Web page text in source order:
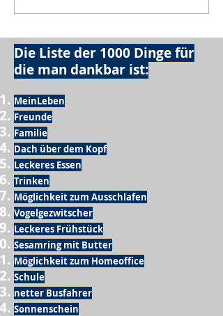
Die Liste der 1000 Dinge für
die man dankbar ist:
MeinLeben
Freunde
Familie
Dach über dem Kopf
Leckeres Essen
Trinken
Möglichkeit zum Ausschlafen
Vogelgezwitscher
Leckeres Frühstück
Sesamring mit Butter
Möglichkeit zum Homeoffice
Schule
netter Busfahrer
Sonnenschein